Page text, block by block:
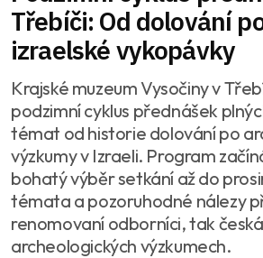
Třebíči: Od dolování
izraelské vykopávky
Krajské muzeum Vysočiny v
podzimní cyklus přednášek
témat od historie dolování po
výzkumy v Izraeli. Program
bohatý výběr setkání až do
témata a pozoruhodné nálezy
renomovaní odborníci, tak
archeologických výzkumech.